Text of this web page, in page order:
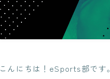
こんにちは！eSports部です。